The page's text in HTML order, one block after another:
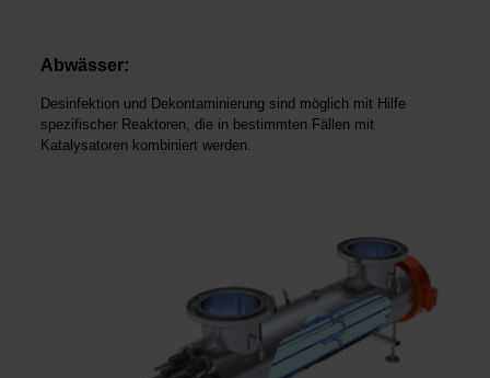
Abwässer:
Desinfektion und Dekontaminierung sind möglich mit Hilfe
spezifischer Reaktoren, die in bestimmten Fällen mit
Katalysatoren kombiniert werden.